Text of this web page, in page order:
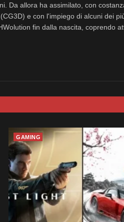
Da allora ha assimilato, con
e con l'impiego di alcuni dei
fin dalla nascita, coprendo
GAMING